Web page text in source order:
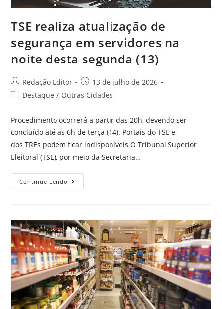
TSE realiza atualização de
segurança em servidores na
noite desta segunda (13)
Redação Editor
13 de julho de 2026
Destaque / Outras Cidades
Procedimento ocorrerá a partir das 20h, devendo ser
concluído até as 6h de terça (14). Portais do TSE e
dos TREs podem ficar indisponíveis O Tribunal Superior
Eleitoral (TSE), por meio da Secretaria…
Continue Lendo